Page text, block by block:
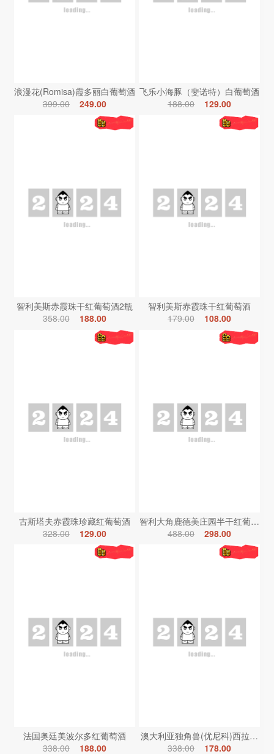
浪漫花(Romisa)霞多丽白葡萄酒
399.00
249.00
飞乐小海豚（斐诺特）白葡萄酒
188.00
129.00
智利美斯赤霞珠干红葡萄酒2瓶
358.00
188.00
智利美斯赤霞珠干红葡萄酒
179.00
108.00
古斯塔夫赤霞珠珍藏红葡萄酒
328.00
129.00
智利大角鹿德美庄园半干红葡萄酒
488.00
298.00
法国奥廷美波尔多红葡萄酒
338.00
188.00
澳大利亚独角兽(优尼科)西拉红葡
338.00
178.00